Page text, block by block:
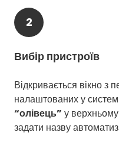
2
Вибір пристроїв
Відкривається вікно з
налаштованих у
“олівець” у
задати назву